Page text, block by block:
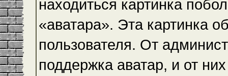
находиться картинка
«аватара». Эта картинка
пользователя. От
поддержка аватар, и от